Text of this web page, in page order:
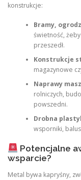
konstrukcje:
Bramy,
świetność,
przeszedł.
Konstrukcje
magazynowe
Naprawy
rolniczych,
powszedni.
Drobna
wsporniki,
Potencjalne
wsparcie?
Metal bywa kapryśny,